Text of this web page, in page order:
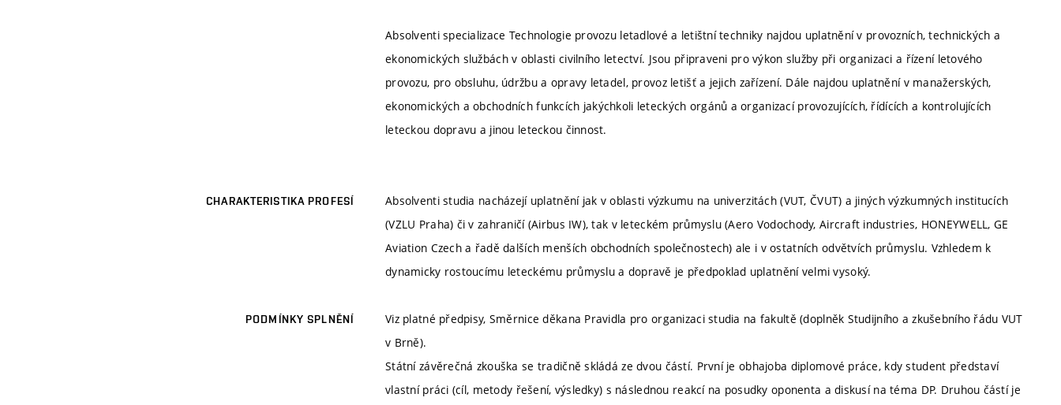
Absolventi specializace Technologie provozu letadlové a letištní techniky najdou uplatnění v provozních, technických a
ekonomických službách v oblasti civilního letectví. Jsou připraveni pro výkon služby při organizaci a řízení letového
provozu, pro obsluhu, údržbu a opravy letadel, provoz letišť a jejich zařízení. Dále najdou uplatnění v manažerských,
ekonomických a obchodních funkcích jakýchkoli leteckých orgánů a organizací provozujících, řídících a kontrolujících
leteckou dopravu a jinou leteckou činnost.
CHARAKTERISTIKA PROFESÍ
Absolventi studia nacházejí uplatnění jak v oblasti výzkumu na univerzitách (VUT, ČVUT) a jiných výzkumných institucích
(VZLU Praha) či v zahraničí (Airbus IW), tak v leteckém průmyslu (Aero Vodochody, Aircraft industries, HONEYWELL, GE
Aviation Czech a řadě dalších menších obchodních společnostech) ale i v ostatních odvětvích průmyslu. Vzhledem k
dynamicky rostoucímu leteckému průmyslu a dopravě je předpoklad uplatnění velmi vysoký.
PODMÍNKY SPLNĚNÍ
Viz platné předpisy, Směrnice děkana Pravidla pro organizaci studia na fakultě (doplněk Studijního a zkušebního řádu VUT
v Brně).
Státní závěrečná zkouška se tradičně skládá ze dvou částí. První je obhajoba diplomové práce, kdy student představí
vlastní práci (cíl, metody řešení, výsledky) s následnou reakcí na posudky oponenta a diskusí na téma DP. Druhou částí je